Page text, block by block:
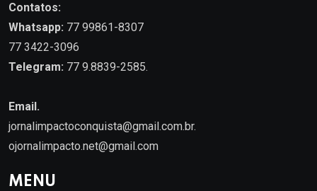
Contatos:
Whatsapp: 77 99861-8307
77 3422-3096
Telegram: 77 9.8839-2585.
Email.
jornalimpactoconquista@gmail.com.br.
ojornalimpacto.net@gmail.com
MENU